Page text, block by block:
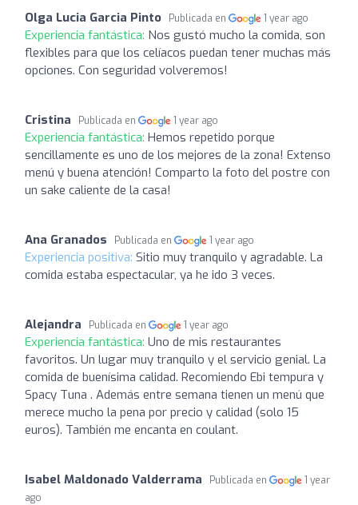
Olga Lucia Garcia Pinto Publicada en 1 year ago
Experiencia fantástica: Nos gustó mucho la comida, son
flexibles para que los celíacos puedan tener muchas más
opciones. Con seguridad volveremos!
Cristina Publicada en 1 year ago
Experiencia fantástica: Hemos repetido porque
sencillamente es uno de los mejores de la zona! Extenso
menú y buena atención! Comparto la foto del postre con
un sake caliente de la casa!
Ana Granados Publicada en 1 year ago
Experiencia positiva: Sitio muy tranquilo y agradable. La
comida estaba espectacular, ya he ido 3 veces.
Alejandra Publicada en 1 year ago
Experiencia fantástica: Uno de mis restaurantes
favoritos. Un lugar muy tranquilo y el servicio genial. La
comida de buenísima calidad. Recomiendo Ebi tempura y
Spacy Tuna . Además entre semana tienen un menú que
merece mucho la pena por precio y calidad (solo 15
euros). También me encanta en coulant.
Isabel Maldonado Valderrama Publicada en
1 year
ago